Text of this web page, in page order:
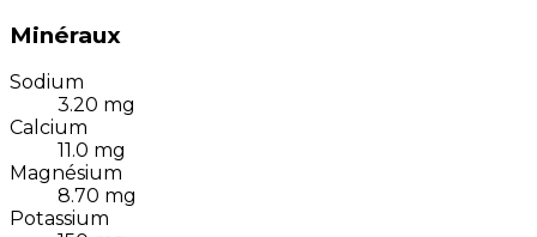
Minéraux
Sodium
3.20 mg
Calcium
11.0 mg
Magnésium
8.70 mg
Potassium